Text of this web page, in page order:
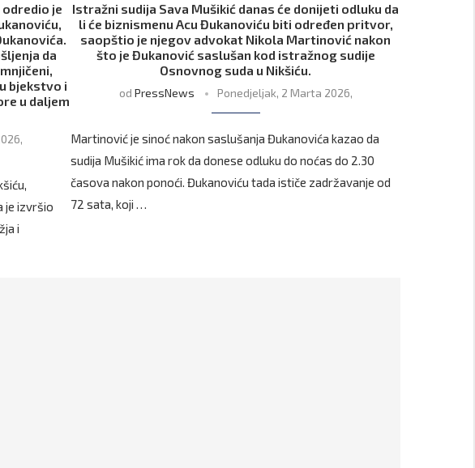
odredio je
da
bjekstvo i
u daljem
je izvršio
i
Istražni sudija Sava Mušikić danas će donijeti odluku da
li će biznismenu Acu Đukanoviću biti određen pritvor,
saopštio je njegov advokat Nikola Martinović nakon
što je Đukanović saslušan kod istražnog sudije
Osnovnog suda u Nikšiću.
od PressNews Ponedjeljak, 2 Marta 2026,
Martinović je sinoć nakon saslušanja Đukanovića kazao da
sudija Mušikić ima rok da donese odluku do noćas do 2.30
časova nakon ponoći. Đukanoviću tada ističe zadržavanje od
72 sata, koji …